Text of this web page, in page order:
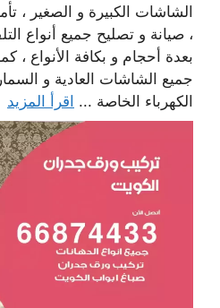
الشاشات الكبيرة و الصغير ،
، صيانة و تصليح جميع أنواع
بعدة أحجام و بكافة الأنواع ،
جميع الشاشات العادية و
الكهرباء الخاصة ... اقرأ المزيد